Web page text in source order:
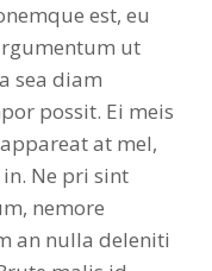
est, eu
ut
sea diam
possit. Ei meis
at mel,
Ne pri sint
nemore
an nulla deleniti